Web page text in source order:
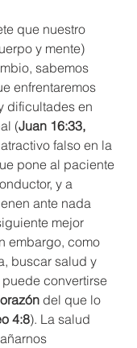
que nuestro
y mente)
sabemos
enfrentaremos
dificultades en
(Juan 16:33,
falso en la
pone al paciente
y a
ante nada
mejor
embargo, como
buscar salud y
convertirse
del que lo
4:8). La salud